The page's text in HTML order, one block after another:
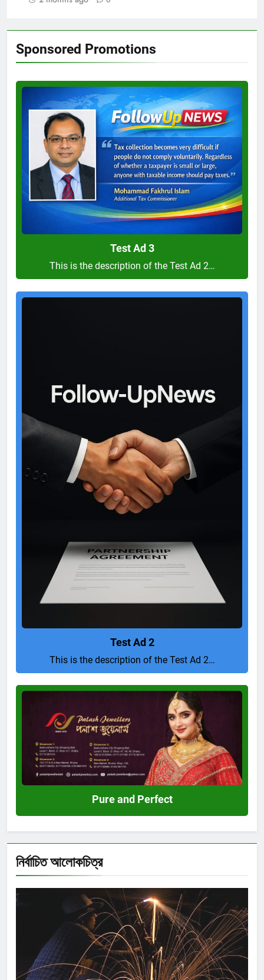
Sponsored Promotions
Ad
3
Test Ad 3
This is the description of the Test Ad 2…
Test Ad 2
This is the description of the Test Ad 2…
Pure and Perfect
নির্বাচিত আলোকচিত্র